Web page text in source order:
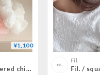
¥1,100
Fil. / Double layered chiffon chouchou(即納)2color
Fil.